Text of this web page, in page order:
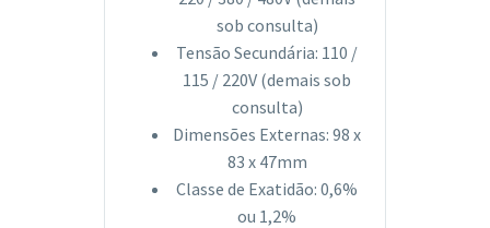
sob consulta)
Tensão Secundária: 110 /
115 / 220V (demais sob
consulta)
Dimensões Externas: 98 x
83 x 47mm
Classe de Exatidão: 0,6%
ou 1,2%